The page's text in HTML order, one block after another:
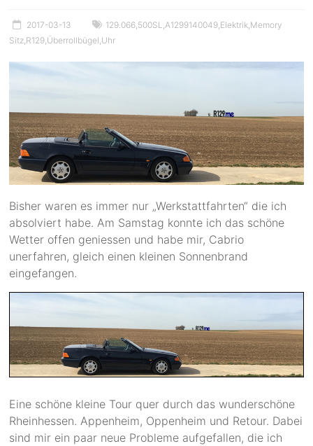
2017-03-13 129.066,500SL,A1299140049,Elektrik,Memory
Sitz,R129,Überrollbügel,Uhr
Bisher waren es immer nur „Werkstattfahrten“ die ich
absolviert habe. Am Samstag konnte ich das schöne
Wetter offen geniessen und habe mir, Cabrio
unerfahren, gleich einen kleinen Sonnenbrand
eingefangen.
Eine schöne kleine Tour quer durch das wunderschöne
Rheinhessen. Appenheim, Oppenheim und Retour. Dabei
sind mir ein paar neue Probleme aufgefallen, die ich